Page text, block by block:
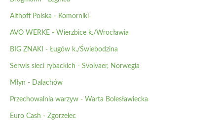
Althoff Polska - Komorniki
AVO WERKE - Wierzbice k./Wrocławia
BIG ZNAKI - Ługów k./Świebodzina
Serwis sieci rybackich - Svolvaer, Norwegia
Młyn - Dalachów
Przechowalnia warzyw - Warta Bolesławiecka
Euro Cash - Zgorzelec